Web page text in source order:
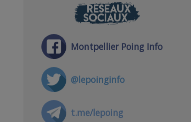
RÉSEAUX
SOCIAUX
Montpellier Poing Info
@lepoinginfo
t.me/lepoing